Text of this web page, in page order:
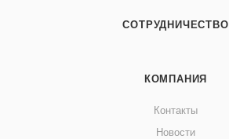
СОТРУДНИЧЕСТВО
КОМПАНИЯ
Контакты
Новости